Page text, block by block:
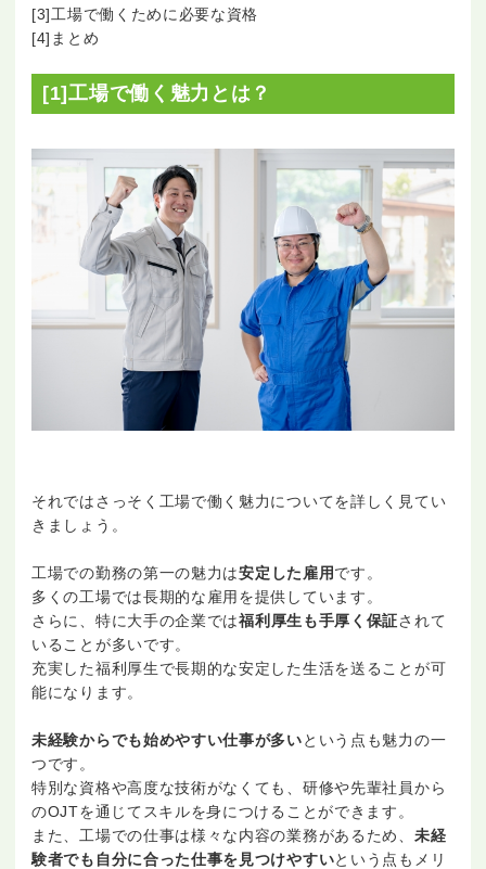
[3]工場で働くために必要な資格
[4]まとめ
[1]工場で働く魅力とは？
それではさっそく工場で働く魅力についてを詳しく見てい
きましょう。
工場での勤務の第一の魅力は安定した雇用です。
多くの工場では長期的な雇用を提供しています。
さらに、特に大手の企業では福利厚生も手厚く保証されて
いることが多いです。
充実した福利厚生で長期的な安定した生活を送ることが可
能になります。
未経験からでも始めやすい仕事が多いという点も魅力の一
つです。
特別な資格や高度な技術がなくても、研修や先輩社員から
のOJTを通じてスキルを身につけることができます。
また、工場での仕事は様々な内容の業務があるため、 未経
験者でも自分に合った仕事を見つけやすいという点もメリ